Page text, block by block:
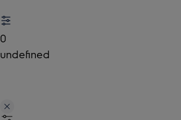
0
undefined